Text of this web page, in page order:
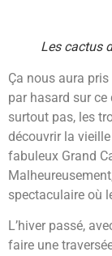
Les cactus
Ça nous aura
par hasard sur
surtout pas, les
découvrir la
fabuleux Grand
spectaculaire où
L’hiver passé,
faire une